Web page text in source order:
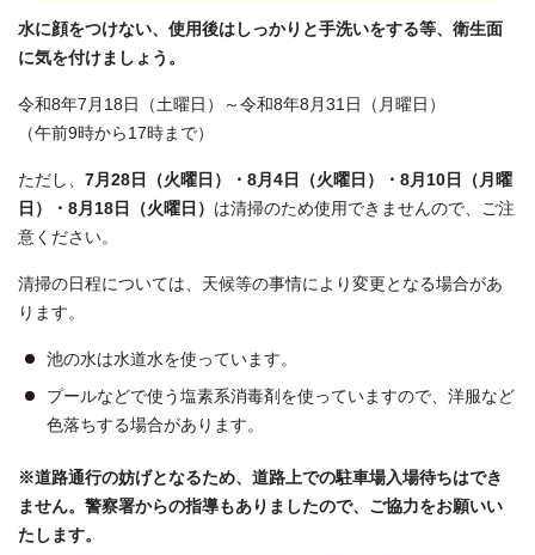
水に顔をつけない、使用後はしっかりと手洗いをする等、衛生面
に気を付けましょう。
令和8年7月18日（土曜日）～令和8年8月31日（月曜日）
（午前9時から17時まで）
ただし、 7月28日（火曜日）・8月4日（火曜日）・8月10日（月曜
日）・8月18日（火曜日） は清掃のため使用できませんので、ご注
意ください。
清掃の日程については、天候等の事情により変更となる場合があ
ります。
池の水は水道水を使っています。
プールなどで使う塩素系消毒剤を使っていますので、洋服など
色落ちする場合があります。
※道路通行の妨げとなるため、道路上での駐車場入場待ちはでき
ません。警察署からの指導もありましたので、ご協力をお願いい
たします。